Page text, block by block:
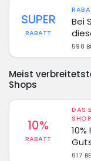
SUPER
RABATT
Bei
598
Meist
Shops
10%
RABATT
DAS
617